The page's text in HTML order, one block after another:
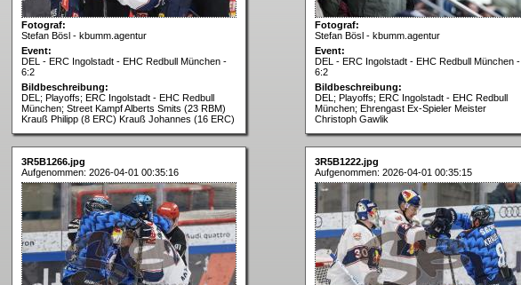
Fotograf:
Stefan Bösl - kbumm.agentur
Event:
DEL - ERC Ingolstadt - EHC Redbull München -
6:2
Bildbeschreibung:
DEL; Playoffs; ERC Ingolstadt - EHC Redbull
München; Street Kampf Alberts Smits (23 RBM)
Krauß Philipp (8 ERC) Krauß Johannes (16 ERC)
Fotograf:
Stefan Bösl - kbumm.agentur
Event:
DEL - ERC Ingolstadt - EHC Redbull München -
6:2
Bildbeschreibung:
DEL; Playoffs; ERC Ingolstadt - EHC Redbull
München; Ehrengast Ex-Spieler Meister
Christoph Gawlik
3R5B1266.jpg
Aufgenommen: 2026-04-01 00:35:16
3R5B1222.jpg
Aufgenommen: 2026-04-01 00:35:15